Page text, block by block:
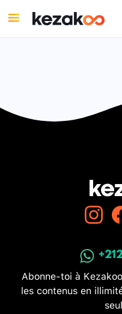
Abonne-toi à
les contenus en